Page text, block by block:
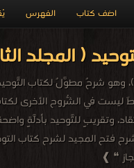
الفهرس اضف كتاب
( المجلد
شرحٌ مطوَّلٌ لكتاب
في الشُّروح الأخرى
وتقريبٍ للتَّوحيد بأدلَّةٍ
فتح المجيد لشرح كتاب
❝ ❱